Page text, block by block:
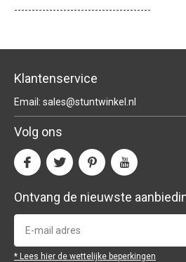
---------------------------------------
Klantenservice
Email: sales@stuntwinkel.nl
Volg ons
Ontvang de nieuwste
* Lees hier de wettelijke beperkingen